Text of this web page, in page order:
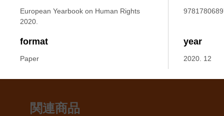
European Yearbook on Human Rights
2020.
format
Paper
year
2020. 12
関連商品